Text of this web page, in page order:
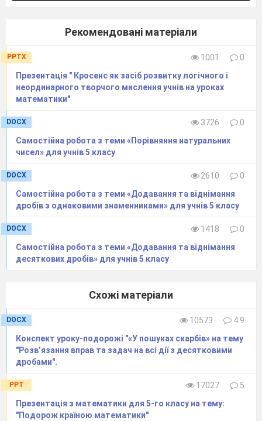
свідомості, готовності брати участь у
довкілля і розвитку суспільства,
усвідомлення важливості сталого
розвитку для майбутніх поколінь.
розвиток» реалізується в курсі
використання природних ресурсів, їх
бережливого ставлення до
вміння вирішувати проблеми,
розвитку навколишнього середовища
і людини.
виховання – це розряд навчально –
виховного процесу як складної
Рекомендовані матеріали
PPTX 1001
0
Презентація " Кросенс як засіб розвитку логічного і
неординарного творчого мислення учнів на уроках
математики"
DOCX 3726
0
Самостійна робота з теми «Порівняння натуральних
чисел» для учнів 5 класу
DOCX 2610
0
Самостійна робота з теми «Додавання та віднімання
дробів з однаковими знаменниками» для учнів 5 класу
DOCX 1418
0
Самостійна робота з теми «Додавання та віднімання
десяткових дробів» для учнів 5 класу
Схожі матеріали
DOCX 10573
4.9
Конспект уроку-подорожі "«У пошуках скарбів» на тему
"Розв’язання вправ та задач на всі дії з десятковими
дробами".
PPT 17027
5
Презентація з математики для 5-го класу на тему:
"Подорож країною математики"